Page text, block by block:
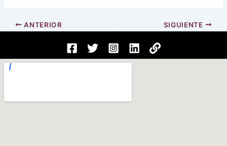
ANTERIOR SIGUIENTE